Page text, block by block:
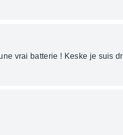
vrai batterie ! Keske je suis